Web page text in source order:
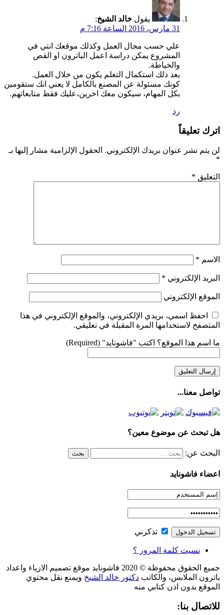
يقول خالد الشيخ:
31 مارس، 2016 الساعة 7:16 م
علي حسب مجال العمل وكذلك موقعك انتي في
المشروع يمكن دراسة اعمل الباترون او القص
والخياطة.
بعد ذلك استكمال التعلم يكون من خلال العمل.
كونك مسئولة عن المصنع بالكامل لا يعني انك ستقومين
بكل المهام، سيكون معك اخرين،عليك فقط متابعاتهم.
رد
اترك تعليقاً
لن يتم نشر عنوان بريدك الإلكتروني. الحقول الإلزامية مشار إليها بـ
*
التعليق *
الاسم *
البريد الإلكتروني *
الموقع الإلكتروني
احفظ اسمي، بريدي الإلكتروني، والموقع الإلكتروني في هذا
المتصفح لاستخدامها المرة المقبلة في تعليقي.
ما اسم هذا الموقع؟ اكتب "فاشونايد" (Required)
تواصل معنا...
هل تبحث عن موضوع معين؟
البحث عن:
اعضاء فاشونايد
تذكرني
نسيت كلمة المرور ؟
جميع الحقوق محفوظة © 2020 فاشونايد موقع تصميم الازياء واعداد
باترون الملابس، والكاتب دكتور خالد الشيخ ويمنع نقل محتوي
الموقع بدون اذن كتابي منه
للاتصال بنا: